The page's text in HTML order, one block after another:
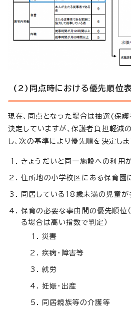
(2)同点時における優先順位
現在、同点となった場合は抽選(保
決定していますが、保護者負担軽減
し、次の基準により優先順を決定しま
きょうだいと同一施設への利用
住所地の小学校区にある保育園
同居している18歳未満の児童が
保育の必要な事由間の優先順位
る場合は高い指数で判定）
災害
疾病・障害等
就労
妊娠・出産
同居親族等の介護等